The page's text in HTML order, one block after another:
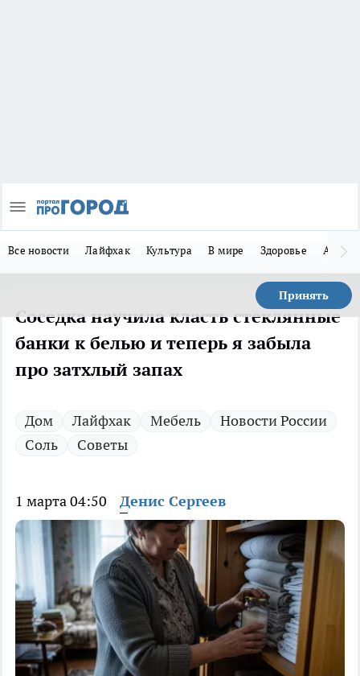
Все новости Лайфхак Культура В мире Здоровье Авто
Принять
Соседка научила класть стеклянные
банки к белью и теперь я забыла
про затхлый запах
Дом Лайфхак Мебель
Новости России
Соль
Советы
1 марта 04:50 Денис Сергеев